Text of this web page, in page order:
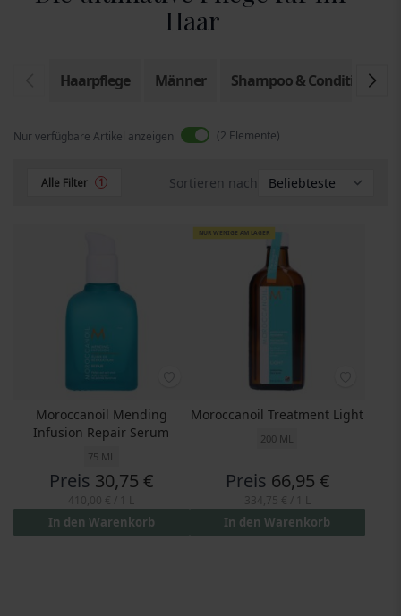
Haar
Haarpflege Männer Shampoo & Conditioner
Nur verfügbare Artikel anzeigen 2 Elemente
Alle Filter 1 Sortieren nach
Moroccanoil Mending
Infusion Repair Serum
75 ML
Preis 30,75 €
In den Warenkorb
NUR WENIGE AM LAGER
Moroccanoil Treatment Light
200 ML
Preis 66,95 €
In den Warenkorb